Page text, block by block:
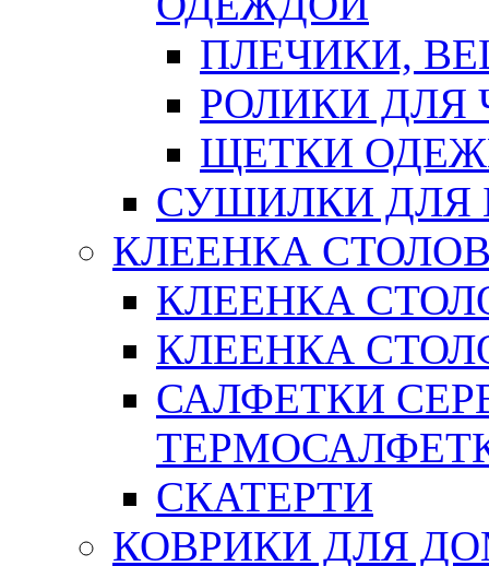
ПЛЕЧИКИ,
РОЛИКИ ДЛЯ
ЩЕТКИ
СУШИЛКИ ДЛЯ
КЛЕЕНКА
КЛЕЕНКА
КЛЕЕНКА
САЛФЕТКИ
СКАТЕРТИ
КОВРИКИ ДЛЯ